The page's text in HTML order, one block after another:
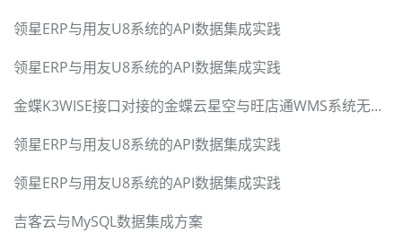
领星ERP与用友U8系统的API数据集成实践
领星ERP与用友U8系统的API数据集成实践
金蝶K3WISE接口对接的金蝶云星空与旺店通WMS系统无缝集成方案
领星ERP与用友U8系统的API数据集成实践
领星ERP与用友U8系统的API数据集成实践
吉客云与MySQL数据集成方案